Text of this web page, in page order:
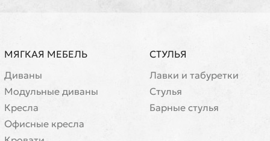
МЯГКАЯ МЕБЕЛЬ
Диваны
Модульные диваны
Кресла
Офисные кресла
СТУЛЬЯ
Лавки и табуретки
Стулья
Барные стулья